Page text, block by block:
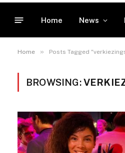
Home News
Home » Posts Tagged
BROWSING: